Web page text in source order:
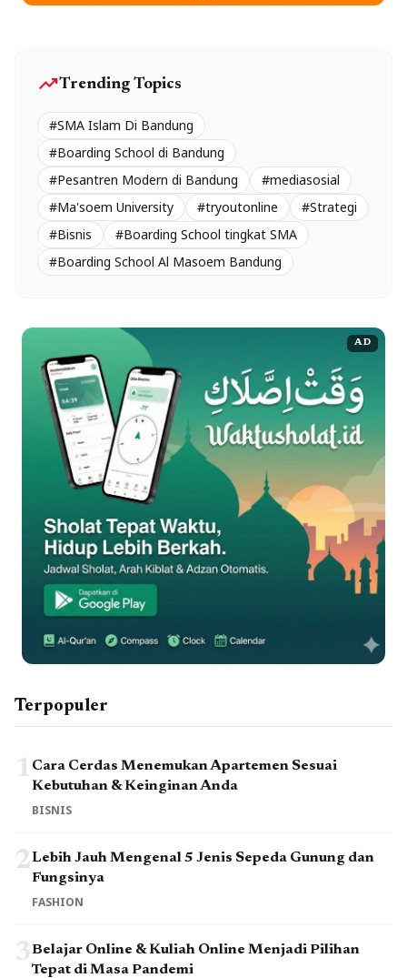
trending_upTrending Topics
#SMA Islam Di Bandung
#Boarding School di Bandung
#Pesantren Modern di Bandung
#mediasosial
#Ma'soem University
#tryoutonline
#Strategi
#Bisnis
#Boarding School tingkat SMA
#Boarding School Al Masoem Bandung
AD
Terpopuler
1 Cara Cerdas Menemukan Apartemen Sesuai
Kebutuhan & Keinginan Anda
BISNIS
2Lebih Jauh Mengenal 5 Jenis Sepeda Gunung dan
Fungsinya
FASHION
3Belajar Online & Kuliah Online Menjadi Pilihan
Tepat di Masa Pandemi